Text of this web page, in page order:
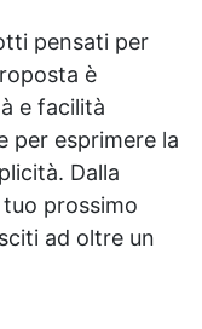
pensati per
è
e facilità
per esprimere la
Dalla
prossimo
ad oltre un